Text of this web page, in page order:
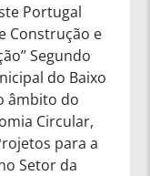
Portugal
Construção e
Segundo
do Baixo
âmbito do
Circular,
para a
Setor da